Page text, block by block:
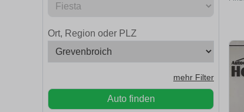
Ort, Region oder PLZ
mehr Filter
Auto finden